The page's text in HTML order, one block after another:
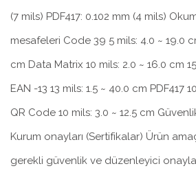
(7 mils) PDF417: 0.102 mm (4 mils)
mesafeleri Code 39 5 mils: 4.0 ~ 19.0
cm Data Matrix 10 mils: 2.0 ~ 16.0 cm
EAN -13 13 mils: 1.5 ~ 40.0 cm PDF417
QR Code 10 mils: 3.0 ~ 12.5 cm
Kurum onayları (Sertifikalar) Ürün
gerekli güvenlik ve düzenleyici